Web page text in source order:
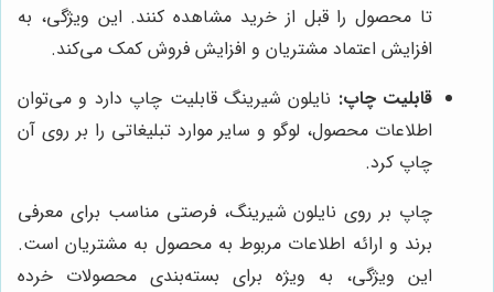
تا محصول را قبل از خرید مشاهده کنند. این ویژگی، به
افزایش اعتماد مشتریان و افزایش فروش کمک می‌کند.
قابلیت چاپ: نایلون شیرینگ قابلیت چاپ دارد و می‌توان
اطلاعات محصول، لوگو و سایر موارد تبلیغاتی را بر روی آن
چاپ کرد.
چاپ بر روی نایلون شیرینگ، فرصتی مناسب برای معرفی
برند و ارائه اطلاعات مربوط به محصول به مشتریان است.
این ویژگی، به ویژه برای بسته‌بندی محصولات خرده